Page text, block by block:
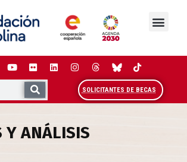
SOLICITANTES DE BECAS
Y ANÁLISIS